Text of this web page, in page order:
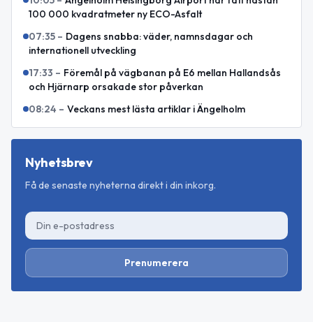
100 000 kvadratmeter ny ECO-Asfalt
07:35 – Dagens snabba: väder, namnsdagar och
internationell utveckling
17:33 – Föremål på vägbanan på E6 mellan Hallandsås
och Hjärnarp orsakade stor påverkan
08:24 – Veckans mest lästa artiklar i Ängelholm
Nyhetsbrev
Få de senaste nyheterna direkt i din inkorg.
Prenumerera